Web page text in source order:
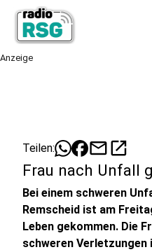
Anzeige
Teilen: mailopen_in_new
Frau nach Unfall
Bei einem schweren
Remscheid ist am
Leben gekommen. Die
schweren Verletzungen